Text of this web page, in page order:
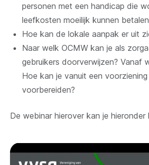
personen met een handicap die
leefkosten moeilijk kunnen
Hoe kan de lokale aanpak er uit
Naar welk OCMW kan je als
gebruikers doorverwijzen? Vanaf
Hoe kan je vanuit een
voorbereiden?
De webinar hierover kan je hieronder